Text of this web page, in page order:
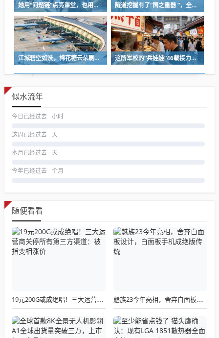
她用“问题链”点亮课堂，也用一份耐心等来孩子成长 隧道挖掘有了“国之重器 ”，全球首台掘爆机在武汉下线
江城碧空如洗，棉花糖云朵刷屏蓝天 这所军校的“兵娃娃”46载接力，守护盲人宿舍
似水流年
今日已经过去 小时
这周已经过去 天
本月已经过去 天
今年已经过去 个月
随便看看
19元200G或成绝唱！三大运营商关停所有第三方渠道：被指变相涨价 魅族23今年亮相，舍弃白面板设计，白面板手机成绝版传统